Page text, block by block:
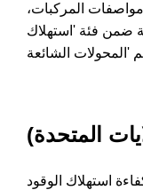
المركبات،
ضمن فئة 'استهلاك
المتحدة)
استهلاك الوقود